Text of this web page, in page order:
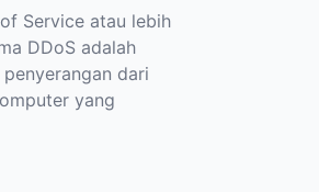
Service atau lebih
DDoS adalah
dari
yang